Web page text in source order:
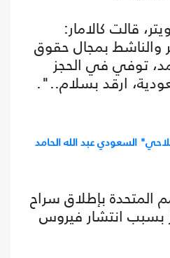
قالت كالامار:
والناشط بمجال حقوق
توفي في الحجز
ارقد بسلام..".
السعودي عبد الله الحامد
المتحدة بإطلاق سراح
بسبب انتشار فيروس